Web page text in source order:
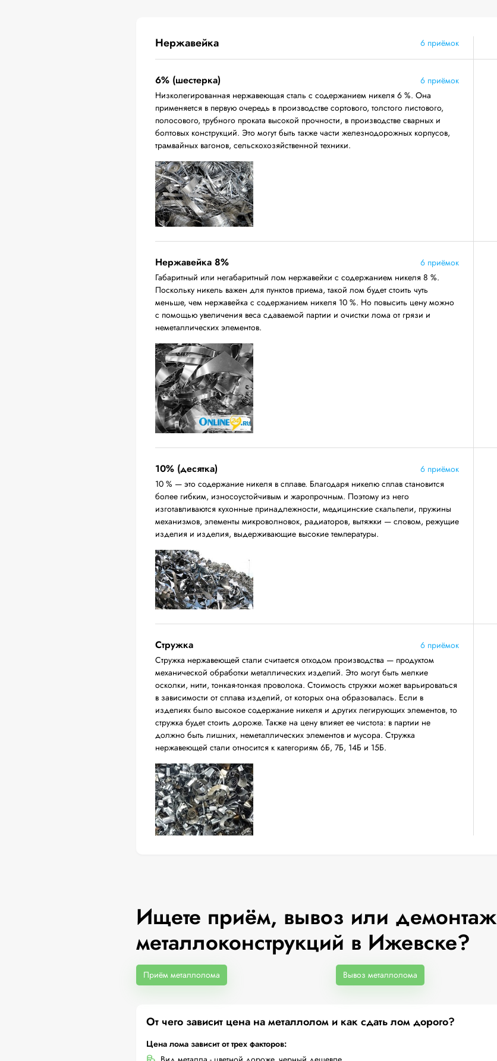
Нержавейка 6 приёмок
6% (шестерка)
6 приёмок
Низколегированная нержавеющая сталь с содержанием никеля 6 %. Она
применяется в первую очередь в производстве сортового, толстого листового,
полосового, трубного проката высокой прочности, в производстве сварных и
болтовых конструкций. Это могут быть также части железнодорожных корпусов,
трамвайных вагонов, сельскохозяйственной техники.
Нержавейка 8%
6 приёмок
Габаритный или негабаритный лом нержавейки с содержанием никеля 8 %.
Поскольку никель важен для пунктов приема, такой лом будет стоить чуть
меньше, чем нержавейка с содержанием никеля 10 %. Но повысить цену можно
с помощью увеличения веса сдаваемой партии и очистки лома от грязи и
неметаллических элементов.
10% (десятка)
6 приёмок
10 % — это содержание никеля в сплаве. Благодаря никелю сплав становится
более гибким, износоустойчивым и жаропрочным. Поэтому из него
изготавливаются кухонные принадлежности, медицинские скальпели, пружины
механизмов, элементы микроволновок, радиаторов, вытяжки — словом, режущие
изделия и изделия, выдерживающие высокие температуры.
Стружка
6 приёмок
Стружка нержавеющей стали считается отходом производства — продуктом
механической обработки металлических изделий. Это могут быть мелкие
осколки, нити, тонкая-тонкая проволока. Стоимость стружки может варьироваться
в зависимости от сплава изделий, от которых она образовалась. Если в
изделиях было высокое содержание никеля и других легирующих элементов, то
стружка будет стоить дороже. Также на цену влияет ее чистота: в партии не
должно быть лишних, неметаллических элементов и мусора. Стружка
нержавеющей стали относится к категориям 6Б, 7Б, 14Б и 15Б.
Ищете приём, вывоз или демонтаж
металлоконструкций в Ижевске?
Приём металлолома Вывоз металлолома
От чего зависит цена на металлолом и как сдать лом дорого?
Цена лома зависит от трех факторов: